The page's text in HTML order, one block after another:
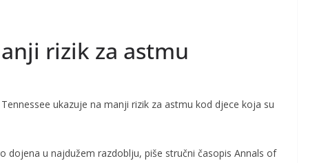
rizik za astmu
ukazuje na manji rizik za astmu kod djece koja su
dojena u najdužem razdoblju, piše stručni časopis Annals of